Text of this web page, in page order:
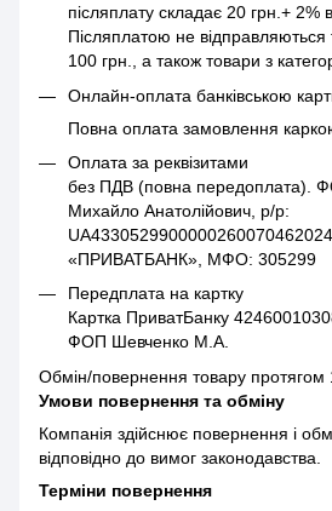
післяплату складає 20 грн.+ 2%
Післяплатою не відправляються
100 грн., а також товари з
Онлайн-оплата банківською
Повна оплата замовлення
Оплата за реквізитами
без ПДВ (повна передоплата).
Михайло Анатолійович, р/р:
«ПРИВАТБАНК», МФО: 305299
Передплата на картку
Картка ПриватБанку
ФОП Шевченко М.А.
Обмін/повернення товару протягом
Умови повернення та обміну
Компанія здійснює повернення і
відповідно до вимог законодавства.
Терміни повернення